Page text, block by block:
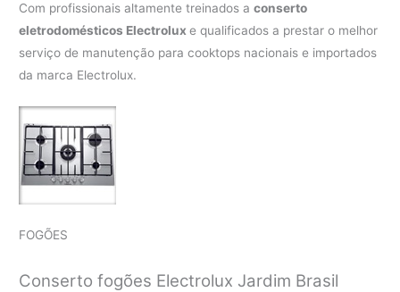
Com profissionais altamente treinados aconserto
eletrodomésticos Electroluxe qualificados a prestar o melhor
serviço de manutenção para cooktops nacionais e importados
da marca Electrolux.
FOGÕES
Conserto fogões Electrolux Jardim Brasil